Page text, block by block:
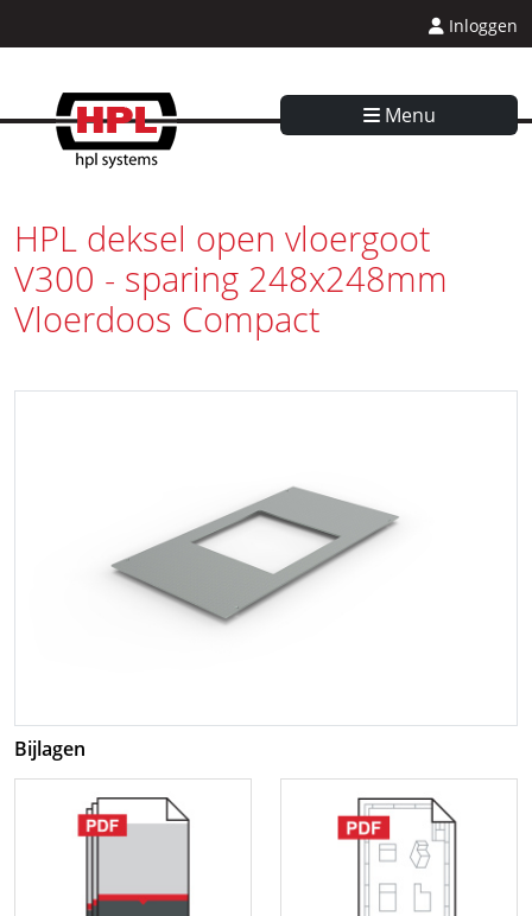
Inloggen
Menu
HPL deksel open vloergoot
V300 - sparing 248x248mm
Vloerdoos Compact
Bijlagen